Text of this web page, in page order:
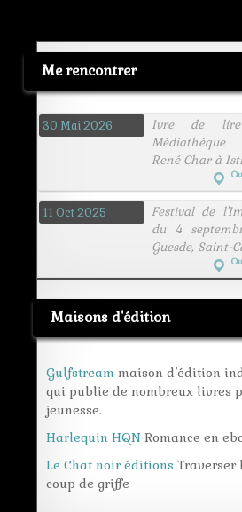
Me rencontrer
30 Mai 2026
Ivre de
René Char à
11 Oct 2025
Festival de
du 4
Guesde, Saint-
Maisons d'édition
Gulfstream maison d’édition
qui publie de nombreux livres
jeunesse.
Harlequin HQN Romance en
Le Chat noir éditions Traverser
coup de griffe